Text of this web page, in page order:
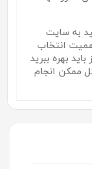
به سایت
انتخاب
بهره ببرید
ممکن انجام